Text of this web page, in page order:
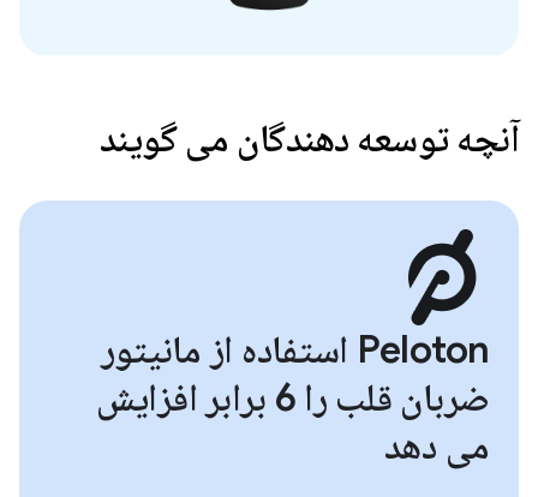
آنچه توسعه دهندگان می گویند
Peloton استفاده از مانیتور
ضربان قلب را 6 برابر افزایش
می دهد